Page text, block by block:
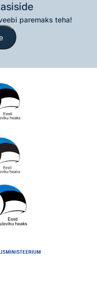
paremaks teha!